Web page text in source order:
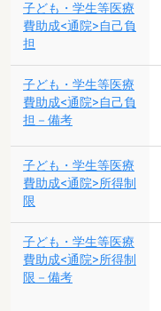
子ども・学生等医療
費助成<通院>自己負
担
子ども・学生等医療
費助成<通院>自己負
担－備考
子ども・学生等医療
費助成<通院>所得制
限
子ども・学生等医療
費助成<通院>所得制
限－備考